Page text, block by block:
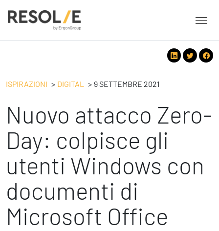
Servizi
People
Strategy
Future
Digital
Operation
Safety
Tecnologie
Eventi
Ispirazioni
Formazione
Contatti
People
Leadership
Benessere Organizzativo & Sostenibile
Performance Management
Strategy
Change Management
Business Process Improvement
People & Process
Marketing Strategico
ISPIRAZIONI DIGITAL 9 SETTEMBRE 2021
Nuovo attacco Zero-
Day: colpisce gli
utenti Windows con
documenti di
Microsoft Office